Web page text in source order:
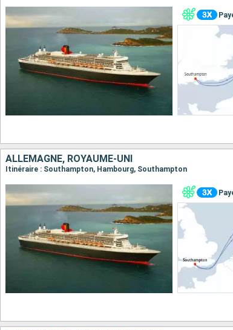
ALLEMAGNE, ROYAUME-UNI
Itinéraire : Southampton, Hambourg, Southampton